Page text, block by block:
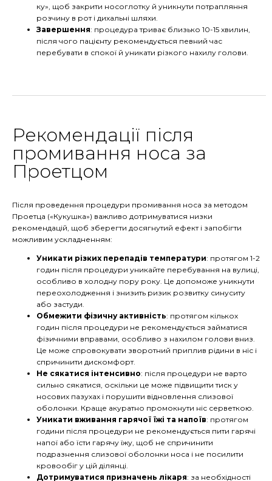
ку», щоб закрити носоглотку й уникнути потрапляння
розчину в рот і дихальні шляхи.
Завершення: процедура триває близько 10-15 хвилин,
після чого пацієнту рекомендується певний час
перебувати в спокої й уникати різкого нахилу голови.
Рекомендації після
промивання носа за
Проетцом
Після проведення процедури промивання носа за методом
Проетца («Кукушка») важливо дотримуватися низки
рекомендацій, щоб зберегти досягнутий ефект і запобігти
можливим ускладненням:
Уникати різких перепадів температури: протягом 1-2
годин після процедури уникайте перебування на вулиці,
особливо в холодну пору року. Це допоможе уникнути
переохолодження і знизить ризик розвитку синуситу
або застуди.
Обмежити фізичну активність: протягом кількох
годин після процедури не рекомендується займатися
фізичними вправами, особливо з нахилом голови вниз.
Це може спровокувати зворотний приплив рідини в ніс і
спричинити дискомфорт.
Не сякатися інтенсивно: після процедури не варто
сильно сякатися, оскільки це може підвищити тиск у
носових пазухах і порушити відновлення слизової
оболонки. Краще акуратно промокнути ніс серветкою.
Уникати вживання гарячої їжі та напоїв: протягом
години після процедури не рекомендується пити гарячі
напої або їсти гарячу їжу, щоб не спричинити
подразнення слизової оболонки носа і не посилити
кровообіг у цій ділянці.
Дотримуватися призначень лікаря: за необхідності